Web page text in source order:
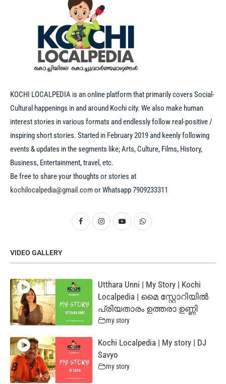
KOCHI LOCALPEDIA is an online platform that primarily covers Social-
Cultural happenings in and around Kochi city. We also make human
interest stories in various formats and endlessly follow real-positive /
inspiring short stories. Started in February 2019 and keenly following
events & updates in the segments like; Arts, Culture, Films, History,
Business, Entertainment, travel, etc.
Be free to share your thoughts or stories at
kochilocalpedia@gmail.comor Whatsapp 7909233311
VIDEO GALLERY
Utthara Unni | My Story | Kochi
Localpedia | മൈ സ്റ്റോറിയില്‍
പ്രിയതാരം ഉത്തരാ ഉണ്ണി
my story
Kochi Localpedia | My story | DJ
Savyo
my story